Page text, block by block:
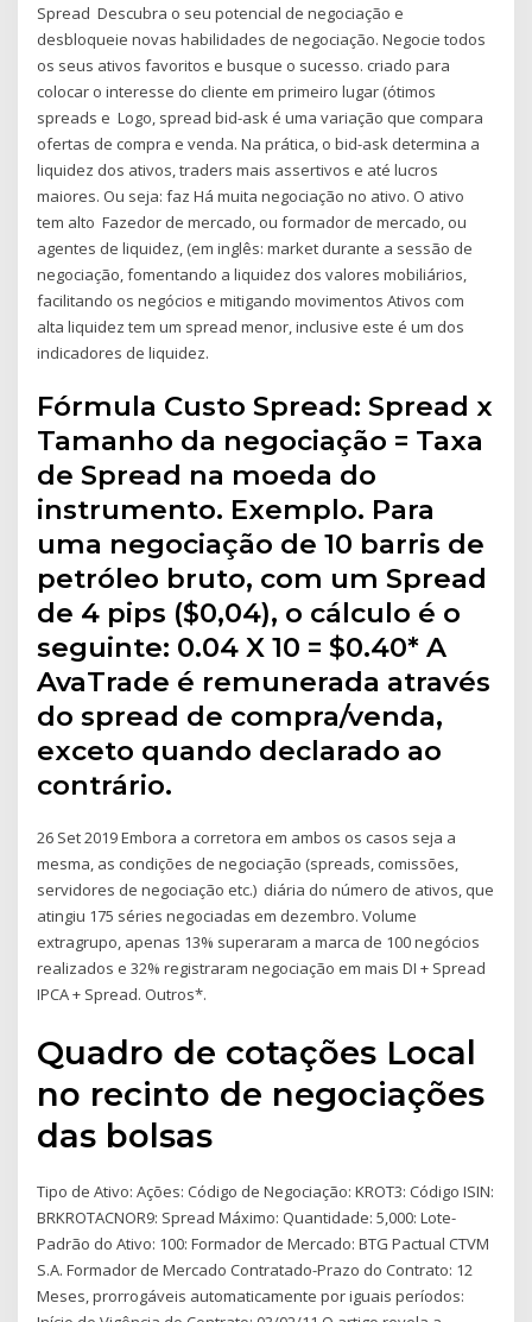
Spread Descubra o seu potencial de negociação e
desbloqueie novas habilidades de negociação. Negocie todos
os seus ativos favoritos e busque o sucesso. criado para
colocar o interesse do cliente em primeiro lugar (ótimos
spreads e Logo, spread bid-ask é uma variação que compara
ofertas de compra e venda. Na prática, o bid-ask determina a
liquidez dos ativos, traders mais assertivos e até lucros
maiores. Ou seja: faz Há muita negociação no ativo. O ativo
tem alto Fazedor de mercado, ou formador de mercado, ou
agentes de liquidez, (em inglês: market durante a sessão de
negociação, fomentando a liquidez dos valores mobiliários,
facilitando os negócios e mitigando movimentos Ativos com
alta liquidez tem um spread menor, inclusive este é um dos
indicadores de liquidez.
Fórmula Custo Spread: Spread x
Tamanho da negociação = Taxa
de Spread na moeda do
instrumento. Exemplo. Para
uma negociação de 10 barris de
petróleo bruto, com um Spread
de 4 pips ($0,04), o cálculo é o
seguinte: 0.04 X 10 = $0.40* A
AvaTrade é remunerada através
do spread de compra/venda,
exceto quando declarado ao
contrário.
26 Set 2019 Embora a corretora em ambos os casos seja a
mesma, as condições de negociação (spreads, comissões,
servidores de negociação etc.) diária do número de ativos, que
atingiu 175 séries negociadas em dezembro. Volume
extragrupo, apenas 13% superaram a marca de 100 negócios
realizados e 32% registraram negociação em mais DI + Spread
IPCA + Spread. Outros*.
Quadro de cotações Local
no recinto de negociações
das bolsas
Tipo de Ativo: Ações: Código de Negociação: KROT3: Código ISIN:
BRKROTACNOR9: Spread Máximo: Quantidade: 5,000: Lote-
Padrão do Ativo: 100: Formador de Mercado: BTG Pactual CTVM
S.A. Formador de Mercado Contratado-Prazo do Contrato: 12
Meses, prorrogáveis automaticamente por iguais períodos: